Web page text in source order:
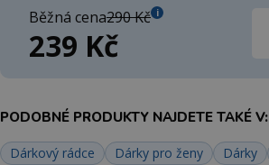
239 Kč
Běžná cena290 Kč i
PODOBNÉ PRODUKTY NAJDETE TAKÉ V:
Dárkový rádce Dárky pro ženy Dárky